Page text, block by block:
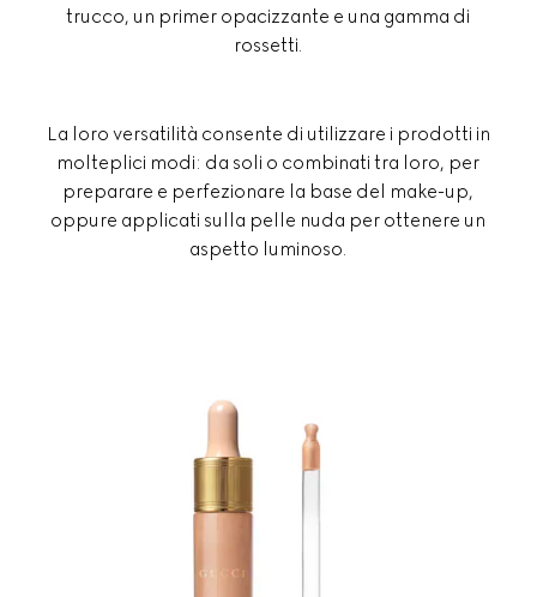
trucco, un primer opacizzante e una gamma di
rossetti.
La loro versatilità consente di utilizzare i prodotti in
molteplici modi: da soli o combinati tra loro, per
preparare e perfezionare la base del make-up,
oppure applicati sulla pelle nuda per ottenere un
aspetto luminoso.